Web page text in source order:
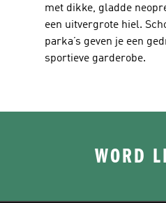
met dikke, gladde
een uitvergrote hiel.
parka’s geven je een
sportieve garderobe.
WORD